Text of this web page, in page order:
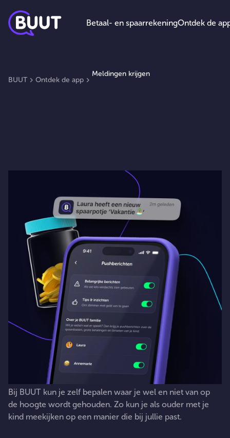
Betaal- en spaarrekeningOntdek de
BUUT Ontdek de app
Meldingen krijgen
Bij BUUT kun je zelf bepalen waar je wel en niet van op
de hoogte wordt gehouden. Zo kun je als ouder met je
kind meekijken op een manier die bij jullie past.